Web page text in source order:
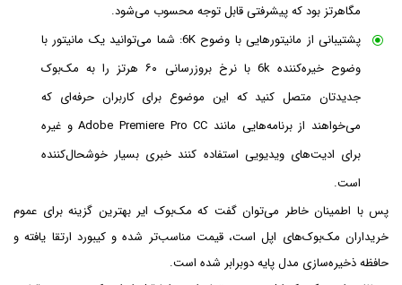
مگاهرتز بود که پیشرفتی قابل توجه محسوب می‌شود.
پشتیبانی از مانیتورهایی با وضوح 6K: شما می‌توانید یک مانیتور با
وضوح خیره‌کننده 6k با نرخ بروزرسانی ۶۰ هرتز را به مک‌بوک
جدیدتان متصل کنید که این موضوع برای کاربران حرفه‌ای که
می‌خواهند از برنامه‌هایی مانند Adobe Premiere Pro CC و غیره
برای ادیت‌های ویدیویی استفاده کنند خبری بسیار خوشحال‌کننده
است.
پس با اطمینان خاطر می‌توان گفت که مک‌بوک ایر بهترین گزینه برای عموم
خریداران مک‌بوک‌های اپل است، قیمت مناسب‌تر شده و کیبورد ارتقا یافته و
حافظه ذخیره‌سازی مدل پایه دوبرابر شده است.